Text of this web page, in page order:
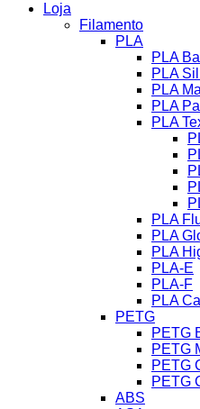
Loja
Filamento
PLA
PLA
PLA
PLA
PLA
PLA
PLA
PLA
PLA
PLA-E
PLA-F
PLA
PETG
PETG
PETG
PETG
PETG
ABS